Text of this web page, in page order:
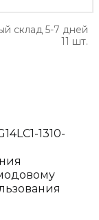
склад 5-7 дней
11 шт.
1310-